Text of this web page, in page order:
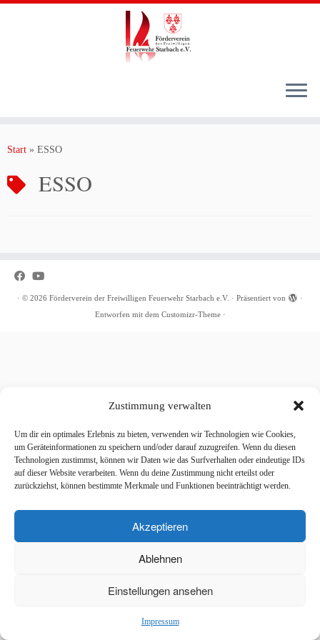
Zustimmung verwalten
Um dir ein optimales Erlebnis zu bieten, verwenden wir Technologien wie Cookies,
um Geräteinformationen zu speichern und/oder darauf zuzugreifen. Wenn du diesen
Technologien zustimmst, können wir Daten wie das Surfverhalten oder eindeutige IDs
auf dieser Website verarbeiten. Wenn du deine Zustimmung nicht erteilst oder
zurückziehst, können bestimmte Merkmale und Funktionen beeinträchtigt werden.
Akzeptieren
Ablehnen
Einstellungen ansehen
Impressum
Inhalt
Start » ESSO
ESSO
· © 2026 Förderverein der Freiwilligen Feuerwehr Starbach e.V. · Präsentiert von
·
Entworfen mit dem Customizr-Theme·